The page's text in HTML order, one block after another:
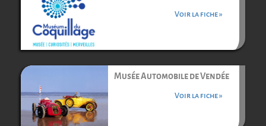
Voir la fiche »
Musée Automobile de Vendée
Voir la fiche »